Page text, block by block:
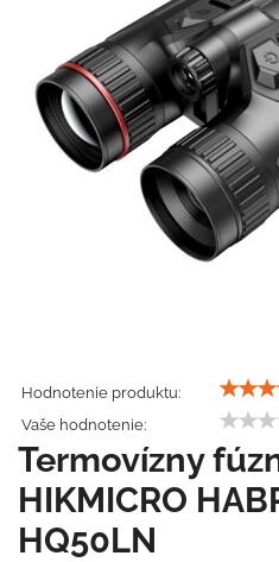
Hodnotenie produktu:
Vaše hodnotenie:
Termovízny
HIKMICRO
HQ50LN